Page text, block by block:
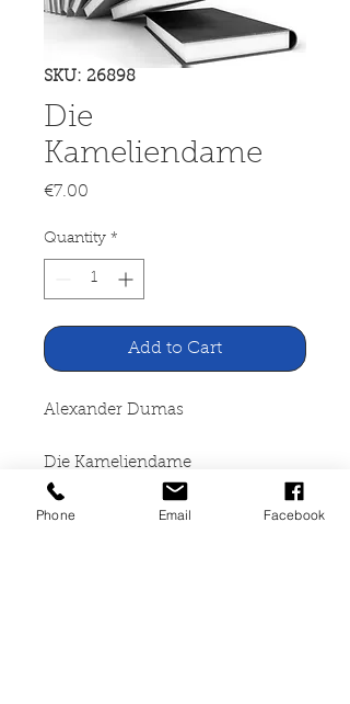
SKU: 26898
Die
Kameliendame
€7.00
Quantity *
Add to Cart
Alexander Dumas
Die Kameliendame
Mohn & Co. GmbH Gütersloh,
Phone Email Facebook